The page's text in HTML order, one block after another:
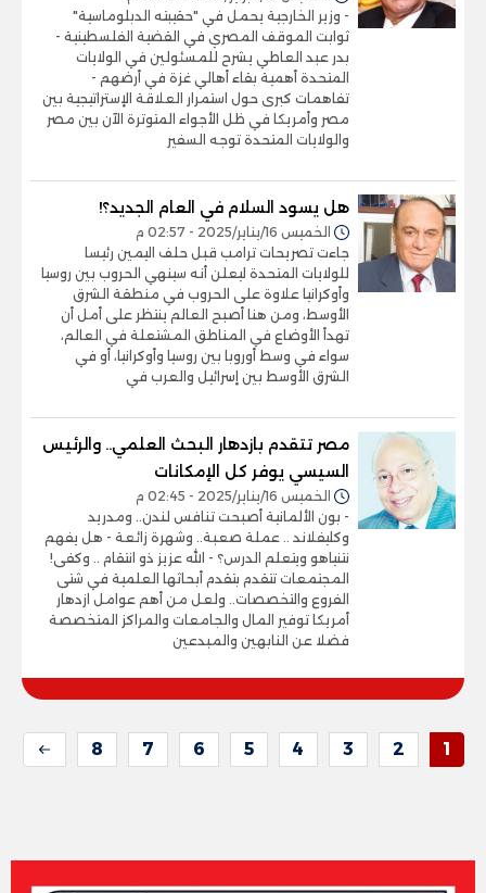
- وزير الخارجية يحمل في "حقيبته الدبلوماسية"
ثوابت الموقف المصري في القضية الفلسطينية -
بدر عبد العاطي يشرح للمسئولين في الولايات
المتحدة أهمية بقاء أهالي غزة في أرضهم -
تفاهمات كبرى حول استمرار العلاقة الإستراتيجية بين
مصر وأمريكا في ظل الأجواء المتوترة الآن بين مصر
والولايات المتحدة توجه السفير
هل يسود السلام في العام الجديد؟!
الخميس 16/يناير/2025 - 02:57 م
جاءت تصريحات ترامب قبل حلف اليمين رئيسا
للولايات المتحدة ليعلن أنه سينهي الحروب بين روسيا
وأوكرانيا علاوة على الحروب في منطقة الشرق
الأوسط، ومن هنا أصبح العالم ينتظر على أمل أن
تهدأ الأوضاع في المناطق المشتعلة في العالم،
سواء في وسط أوروبا بين روسيا وأوكرانيا، أو في
الشرق الأوسط بين إسرائيل والعرب في
مصر تتقدم بازدهار البحث العلمي.. والرئيس
السيسي يوفر كل الإمكانات
الخميس 16/يناير/2025 - 02:45 م
- بون الألمانية أصبحت تنافس لندن.. ومدريد
وكليفلاند .. عملة صعبة.. وشهرة زائعة - هل يفهم
نتنياهو ويتعلم الدرس؟ - الله عزيز ذو انتقام .. وكفى!
المجتمعات تتقدم بتقدم أبحاثها العلمية في شتى
الفروع والتخصصات.. ولعل من أهم عوامل ازدهار
أمريكا توفير المال والجامعات والمراكز المتخصصة
فضلا عن النابهين والمبدعين
1
2
3
4
5
6
7
8